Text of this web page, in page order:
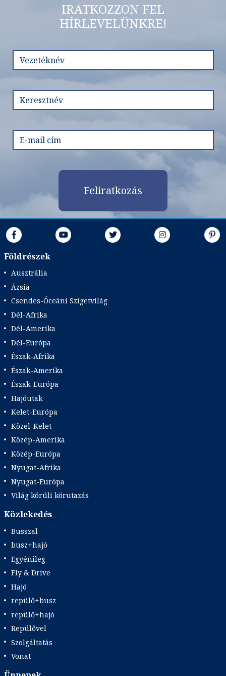
IRATKOZZON FEL
HÍRLEVELÜNKRE!
Feliratkozás
Földrészek
Ausztrália
Ázsia
Csendes-Óceáni Szigetvilág
Dél-Afrika
Dél-Amerika
Dél-Európa
Észak-Afrika
Észak-Amerika
Észak-Európa
Hajóutak
Kelet-Európa
Közel-Kelet
Közép-Amerika
Közép-Európa
Nyugat-Afrika
Nyugat-Európa
Világ körüli körutazás
Közlekedés
Busszal
busz+hajó
Egyénileg
Fly & Drive
Hajó
repülő+busz
repülő+hajó
Repülővel
Szolgáltatás
Vonat